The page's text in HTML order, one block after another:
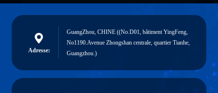
Adresse:
GuangZhou, CHINE ((No.D01, bâtiment YingFeng,
No1190.Avenue Zhongshan centrale, quartier Tianhe,
Guangzhou.)